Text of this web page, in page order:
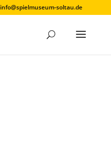
info@spielmuseum-soltau.de